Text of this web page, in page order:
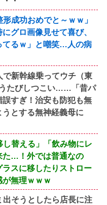
成功おめでと～ｗｗ」
グロ画像見せて喜び、
てるｗ」と嘲笑…人の病
新幹線乗ってウチ（東
たびしつこい……「昔パ
すぎ！治安も防犯も無
とする無神経義母に
替える」「飲み物にレ
た…！外では普通なの
スに移したりストロー
無理ｗｗｗ
そうとしたら店長に注